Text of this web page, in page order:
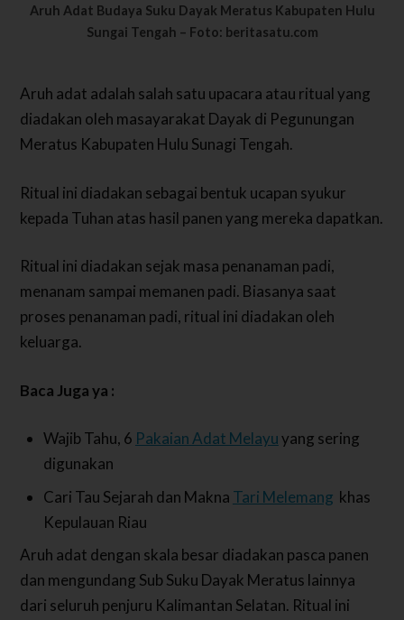
Aruh Adat Budaya Suku Dayak Meratus Kabupaten Hulu
Sungai Tengah – Foto: beritasatu.com
Aruh adat adalah salah satu upacara atau ritual yang
diadakan oleh masayarakat Dayak di Pegunungan
Meratus Kabupaten Hulu Sunagi Tengah.
Ritual ini diadakan sebagai bentuk ucapan syukur
kepada Tuhan atas hasil panen yang mereka dapatkan.
Ritual ini diadakan sejak masa penanaman padi,
menanam sampai memanen padi. Biasanya saat
proses penanaman padi, ritual ini diadakan oleh
keluarga.
Baca Juga ya :
Wajib Tahu, 6 Pakaian Adat Melayuyang sering
digunakan
Cari Tau Sejarah dan Makna Tari Melemang khas
Kepulauan Riau
Aruh adat dengan skala besar diadakan pasca panen
dan mengundang Sub Suku Dayak Meratus lainnya
dari seluruh penjuru Kalimantan Selatan. Ritual ini